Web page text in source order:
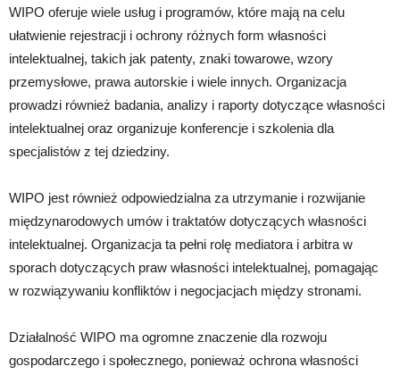
WIPO oferuje wiele usług i programów, które mają na celu
ułatwienie rejestracji i ochrony różnych form własności
intelektualnej, takich jak patenty, znaki towarowe, wzory
przemysłowe, prawa autorskie i wiele innych. Organizacja
prowadzi również badania, analizy i raporty dotyczące własności
intelektualnej oraz organizuje konferencje i szkolenia dla
specjalistów z tej dziedziny.
WIPO jest również odpowiedzialna za utrzymanie i rozwijanie
międzynarodowych umów i traktatów dotyczących własności
intelektualnej. Organizacja ta pełni rolę mediatora i arbitra w
sporach dotyczących praw własności intelektualnej, pomagając
w rozwiązywaniu konfliktów i negocjacjach między stronami.
Działalność WIPO ma ogromne znaczenie dla rozwoju
gospodarczego i społecznego, ponieważ ochrona własności